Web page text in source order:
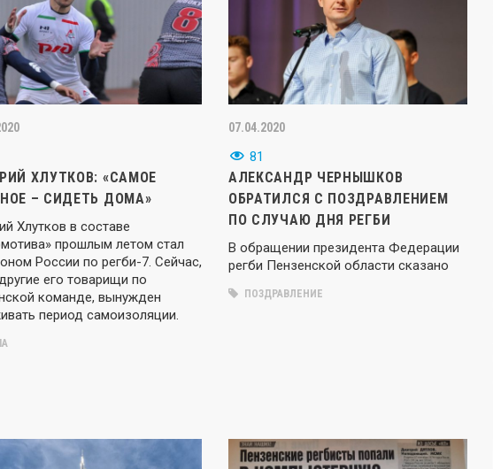
ХЛУТКОВ: «САМОЕ
– СИДЕТЬ ДОМА»
Хлутков в составе
прошлым летом стал
России по регби-7. Сейчас,
его товарищи по
команде, вынужден
период самоизоляции.
07.04.2020
81
АЛЕКСАНДР ЧЕРНЫШКОВ
ОБРАТИЛСЯ С ПОЗДРАВЛЕНИЕМ
ПО СЛУЧАЮ ДНЯ РЕГБИ
В обращении президента Федерации
регби Пензенской области сказано
ПОЗДРАВЛЕНИЕ